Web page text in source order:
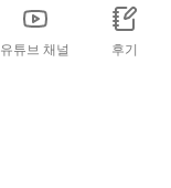
유튜브 채널 후기